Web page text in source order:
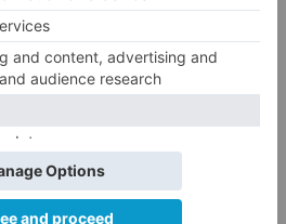
Detienen a un joven de 27 años
por el robo de cableado y por
atentado contra los agentes
Calor y posibles tormentas en